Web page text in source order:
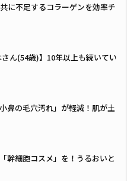
に不足するコラーゲンを効率チ
さん(54歳)】10年以上も続いてい
鼻の毛穴汚れ」が軽減！肌が土
幹細胞コスメ」を！うるおいと